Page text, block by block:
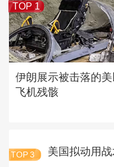
TOP 1
伊朗展示被击落的美
飞机残骸
TOP 3 美国拟动用